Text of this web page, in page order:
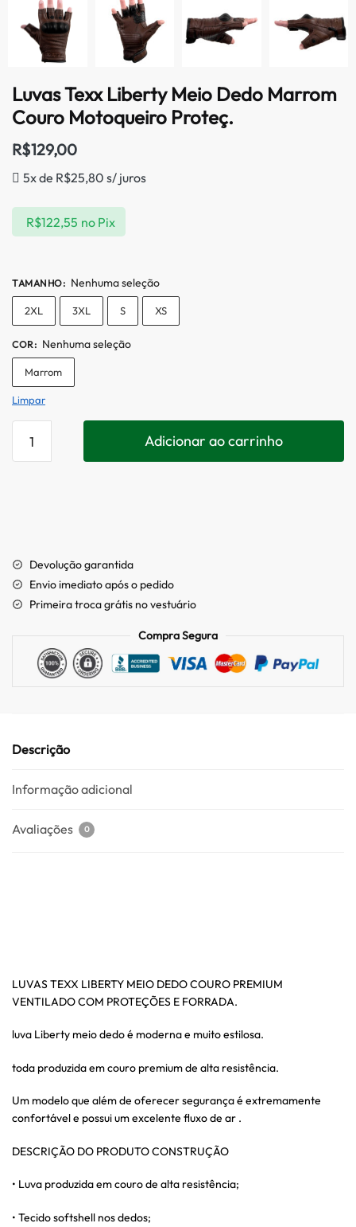
Luvas Texx Liberty Meio Dedo Marrom
Couro Motoqueiro Proteç.
R$129,00
5x de R$25,80 s/ juros
R$122,55 no Pix
TAMANHO: Nenhuma seleção
2XL 3XL S XS
COR: Nenhuma seleção
Marrom
Limpar
Adicionar ao carrinho
Devolução garantida
Envio imediato após o pedido
Primeira troca grátis no vestuário
Compra Segura
Descrição
Informação adicional
Avaliações 0
LUVAS TEXX LIBERTY MEIO DEDO COURO PREMIUM
VENTILADO COM PROTEÇÕES E FORRADA.
luva Liberty meio dedo é moderna e muito estilosa.
toda produzida em couro premium de alta resistência.
Um modelo que além de oferecer segurança é extremamente
confortável e possui um excelente fluxo de ar .
DESCRIÇÃO DO PRODUTO CONSTRUÇÃO
• Luva produzida em couro de alta resistência;
• Tecido softshell nos dedos;